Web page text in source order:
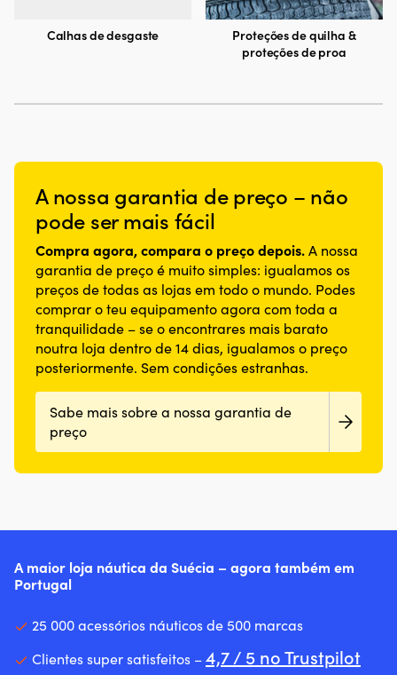
Calhas de desgaste
Proteções de quilha &
proteções de proa
A nossa garantia de preço – não
pode ser mais fácil
Compra agora, compara o preço depois.A nossa
garantia de preço é muito simples: igualamos os
preços de todas as lojas em todo o mundo. Podes
comprar o teu equipamento agora com toda a
tranquilidade – se o encontrares mais barato
noutra loja dentro de 14 dias, igualamos o preço
posteriormente. Sem condições estranhas.
Sabe mais sobre a nossa garantia de
preço
A maior loja náutica da Suécia – agora também em
Portugal
25 000 acessórios náuticos de 500 marcas
Clientes super satisfeitos –4,7 / 5 no Trustpilot